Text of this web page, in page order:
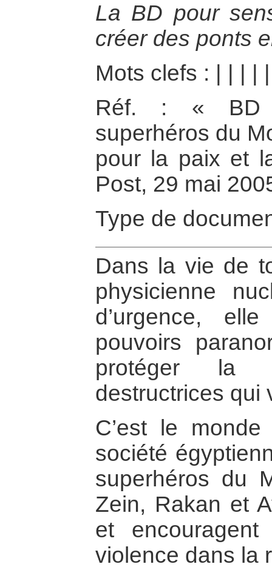
La BD pour
créer des ponts
Mots clefs :
Réf. : « BD
superhéros du
pour la paix et
Post, 29 mai
Type de
Dans la vie de
physicienne
d’urgence,
pouvoirs
protéger la
destructrices qui
C’est le
société
superhéros du
Zein, Rakan et
et
violence dans la